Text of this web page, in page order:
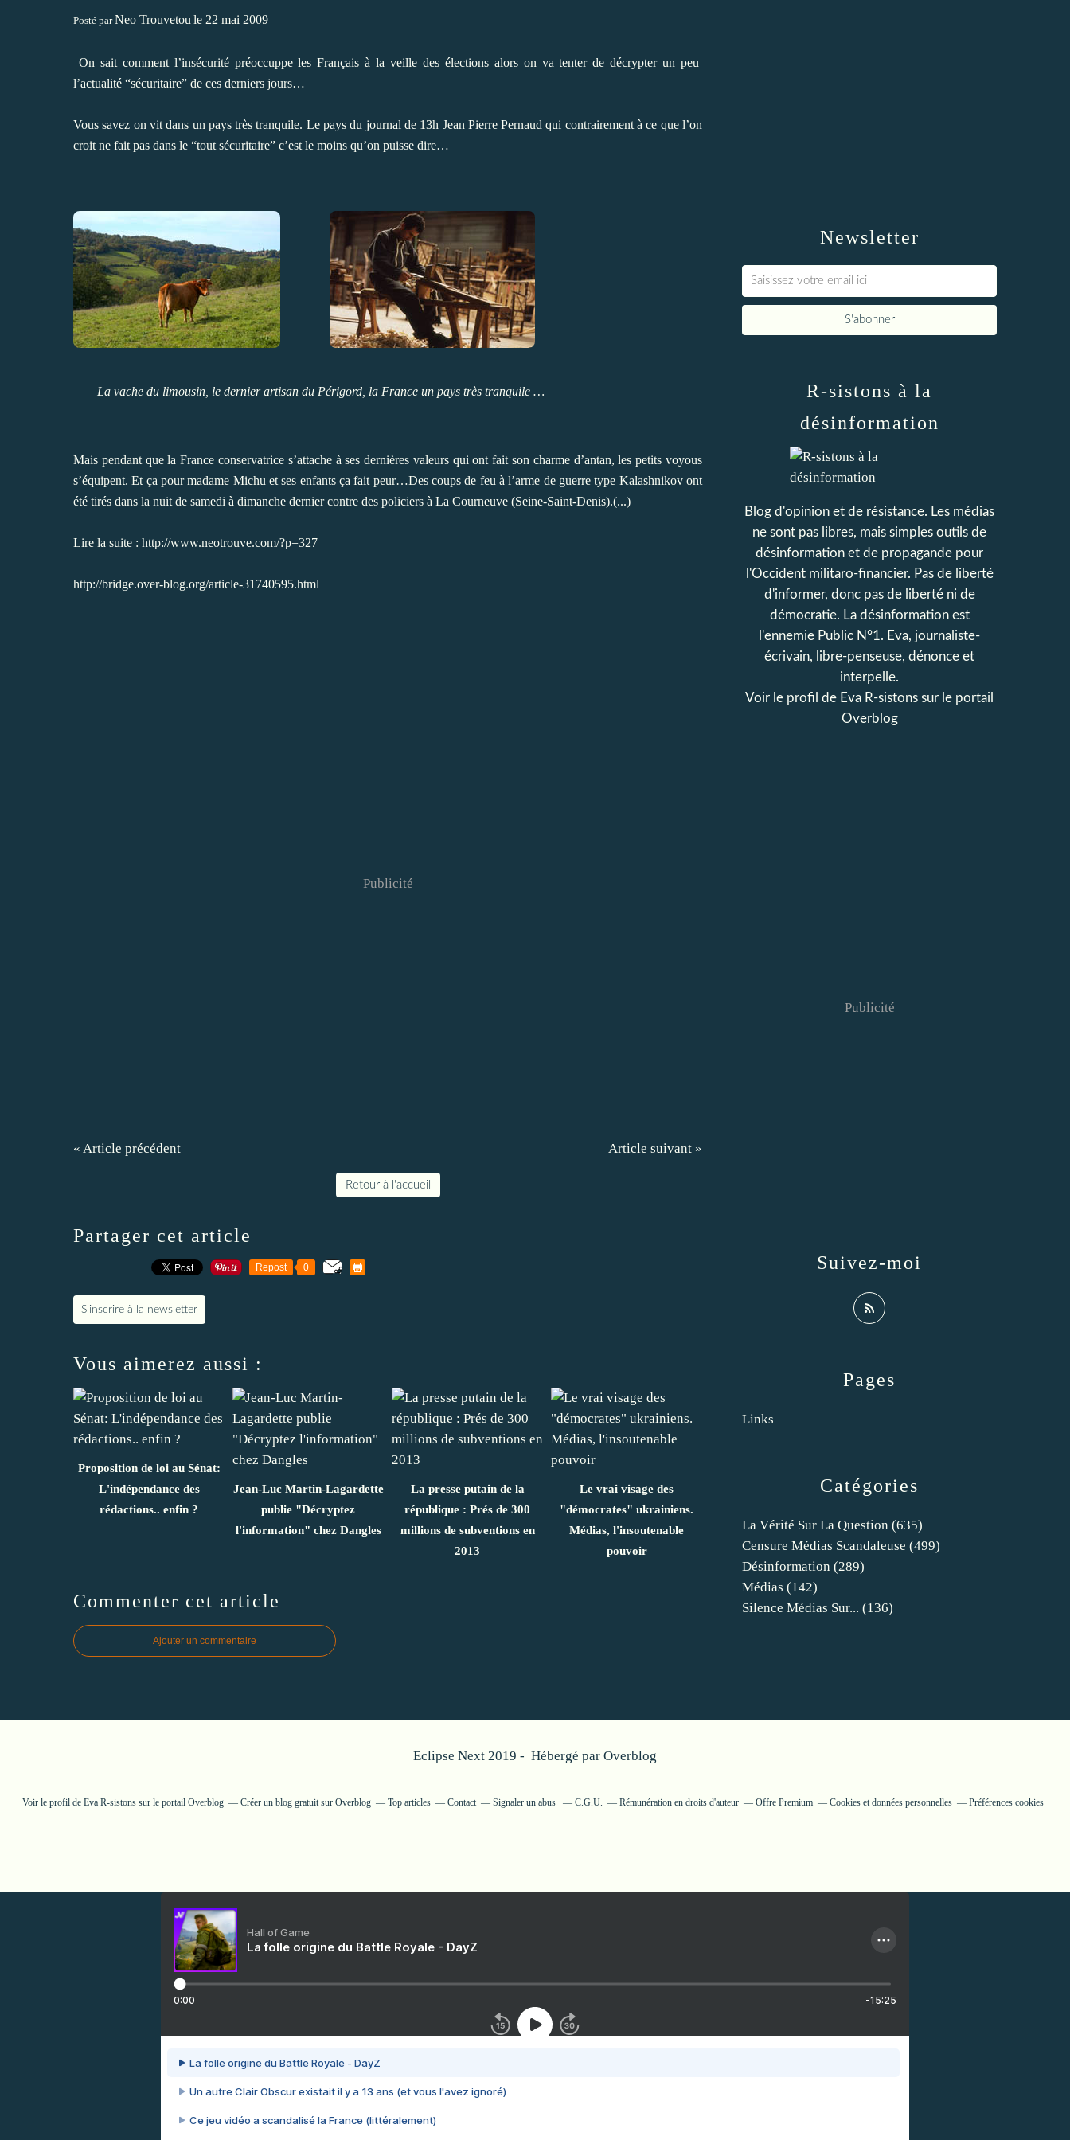
Posté par Neo Trouvetou le 22 mai 2009
On sait comment l’insécurité préoccuppe les Français à la veille des élections alors on va tenter de décrypter un peu
l’actualité “sécuritaire” de ces derniers jours…
Vous savez on vit dans un pays très tranquile. Le pays du journal de 13h Jean Pierre Pernaud qui contrairement à ce que l’on
croit ne fait pas dans le “tout sécuritaire” c’est le moins qu’on puisse dire…
La vache du limousin, le dernier artisan du Périgord, la France un pays très tranquile …
Mais pendant que la France conservatrice s’attache à ses dernières valeurs qui ont fait son charme d’antan, les petits voyous
s’équipent. Et ça pour madame Michu et ses enfants ça fait peur…Des coups de feu à l’arme de guerre type Kalashnikov ont
été tirés dans la nuit de samedi à dimanche dernier contre des policiers à La Courneuve (Seine-Saint-Denis).(...)
Lire la suite : http://www.neotrouve.com/?p=327
http://bridge.over-blog.org/article-31740595.html
Publicité
« Article précédent Article suivant »
Retour à l'accueil
Partager cet article
Repost 0
S'inscrire à la newsletter
Vous aimerez aussi :
Proposition de loi au Sénat:
L'indépendance des
rédactions.. enfin ?
Jean-Luc Martin-Lagardette
publie "Décryptez
l'information" chez Dangles
La presse putain de la
république : Prés de 300
millions de subventions en
2013
Le vrai visage des
"démocrates" ukrainiens.
Médias, l'insoutenable
pouvoir
Commenter cet article
Ajouter un commentaire
Newsletter
Catégories
La Vérité Sur La Question (635)
Censure Médias Scandaleuse (499)
Désinformation (289)
Médias (142)
Silence Médias Sur... (136)
Pages
Links
R-sistons à la
désinformation
Blog d'opinion et de résistance. Les médias
ne sont pas libres, mais simples outils de
désinformation et de propagande pour
l'Occident militaro-financier. Pas de liberté
d'informer, donc pas de liberté ni de
démocratie. La désinformation est
l'ennemie Public N°1. Eva, journaliste-
écrivain, libre-penseuse, dénonce et
interpelle.
Voir le profil de Eva R-sistons sur le portail
Overblog
Suivez-moi
Publicité
Eclipse Next 2019 - Hébergé par Overblog
Voir le profil de Eva R-sistons sur le portail Overblog Créer un blog gratuit sur Overblog Top articles Contact Signaler un abus C.G.U. Rémunération en droits d'auteur Offre Premium Cookies et données personnelles Préférences cookies
Hall of Game
La folle origine du Battle Royale - DayZ
0:00 -15:25
La folle origine du Battle Royale - DayZ
Un autre Clair Obscur existait il y a 13 ans (et vous l'avez ignoré)
Ce jeu vidéo a scandalisé la France (littéralement)